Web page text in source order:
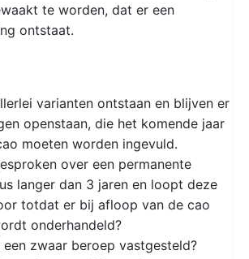
te worden, dat er een
ontstaat.
varianten ontstaan en blijven er
openstaan, die het komende jaar
moeten worden ingevuld.
over een permanente
langer dan 3 jaren en loopt deze
totdat er bij afloop van de cao
onderhandeld?
zwaar beroep vastgesteld?